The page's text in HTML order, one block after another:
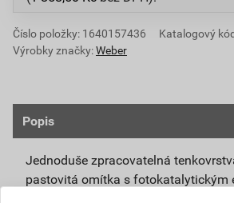
Číslo položky: 1640157436
Katalogový
Výrobky značky:Weber
Popis
Jednoduše zpracovatelná
pastovitá omítka s fotokatalytickým